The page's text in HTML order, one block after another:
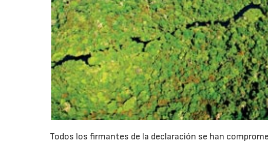
Todos los firmantes de la declaración se han